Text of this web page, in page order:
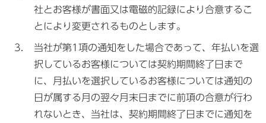
社とお客様が書面又は電磁的記録により合意するこ
とにより変更されるものとします。
当社が第1項の通知をした場合であって、年払いを選
択しているお客様については契約期間終了日まで
に、月払いを選択しているお客様については通知の
日が属する月の翌々月末日までに前項の合意が行わ
れないとき、当社は、契約期間終了日までに通知を